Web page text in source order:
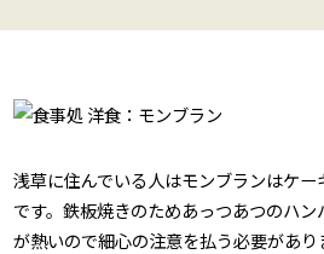
浅草に住んでいる人はモンブランはケー
です。鉄板焼きのためあっつあつのハ
が熱いので細心の注意を払う必要があ